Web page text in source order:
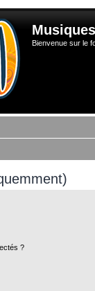
Bienvenue sur le
?